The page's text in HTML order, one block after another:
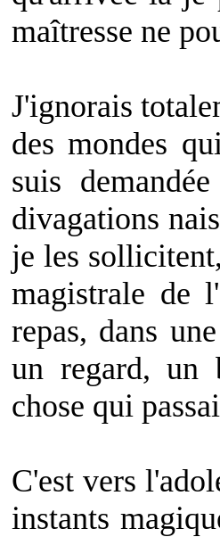
maîtresse ne
J'ignorais
des mondes
suis
divagations
je les
magistrale de
repas, dans
un regard, un
chose qui
C'est vers
instants